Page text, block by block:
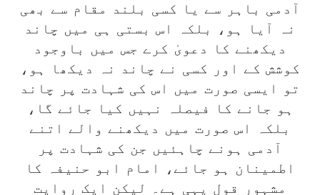
آدمی باہر سے یا کسی بلند مقام سے بھی
نہ آیا ہو، بلکہ اس بستی ہی میں چاند
دیکھنے کا دعویٰ کرے جس میں باوجود
کوشش کے اور کسی نے چاند نہ دیکھا ہو،
تو ایسی صورت میں اس کی شہادت پر چاند
ہو جانے کا فیصلہ نہیں کیا جائے گا،
بلکہ اس صورت میں دیکھنے والے اتنے
آدمی ہونے چاہئیں جن کی شہادت پر
اطمینان ہو جائے، امام ابو حنیفہ کا
مشہور قول یہی ہے۔ لیکن ایک روایت